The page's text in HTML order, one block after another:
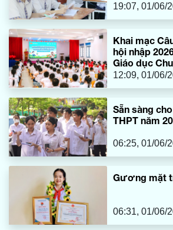
19:07, 01/06/
Khai mạc
hội nhập
Giáo dục
12:09, 01/06/
Sẵn sàng
THPT năm
06:25, 01/06/
Gương mặt
06:31, 01/06/